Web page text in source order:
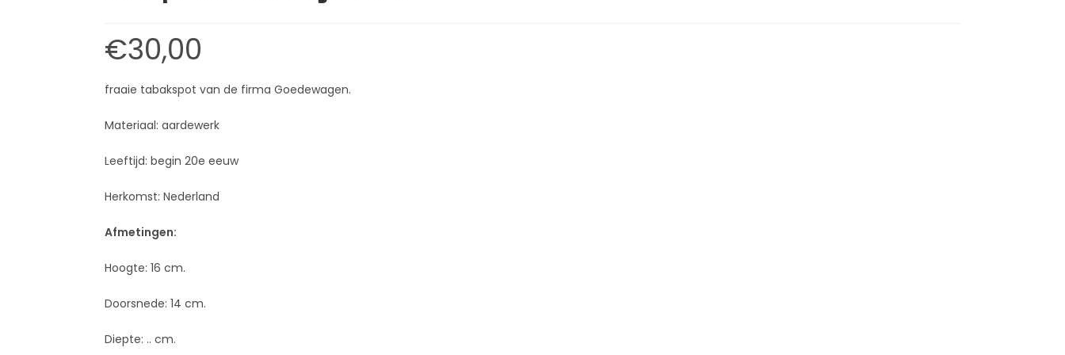
€30,00
fraaie tabakspot van de firma Goedewagen.
Materiaal: aardewerk
Leeftijd: begin 20e eeuw
Herkomst: Nederland
Afmetingen:
Hoogte: 16 cm.
Doorsnede: 14 cm.
Diepte: .. cm.